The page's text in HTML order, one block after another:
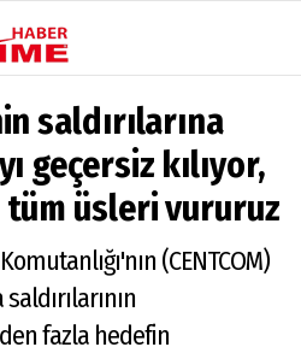
Yazarları
Video
Galeri
Foto
Galeri
AlanyaTime
TV
Moovit
Gazipaşa
saldırılarına
geçersiz kılıyor,
üsleri vururuz
(CENTCOM)
fazla hedefin